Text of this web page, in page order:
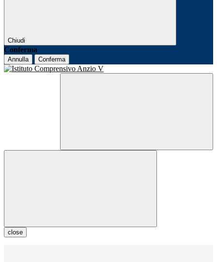
Chiudi
Conferma
Annulla Conferma
close